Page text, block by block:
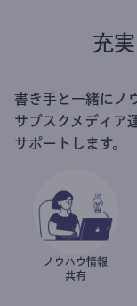
充
書き手と一緒にノ
サブスクメディア
サポートします。
ノウハウ情報
共有